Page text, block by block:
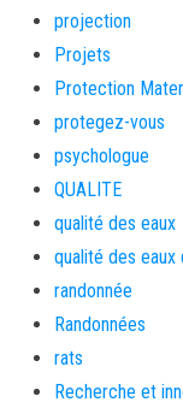
projection
Projets
Protection
protegez-vous
psychologue
QUALITE
qualité des eaux
qualité des eaux
randonnée
Randonnées
rats
Recherche et